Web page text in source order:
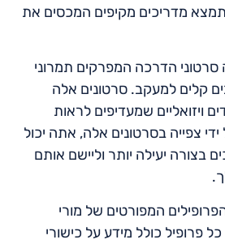
מדריכים מקיפים המכסים את
סרטוני הדרכה המפרקים תמרוני
קלים למעקב. סרטונים אלה
ויזואליים שמעדיפים לראות
צפייה בסרטונים אלה, אתה יכול
בצורה יעילה יותר וליישם אותם
המפורטים של מורי
פרופיל כולל מידע על כישורי